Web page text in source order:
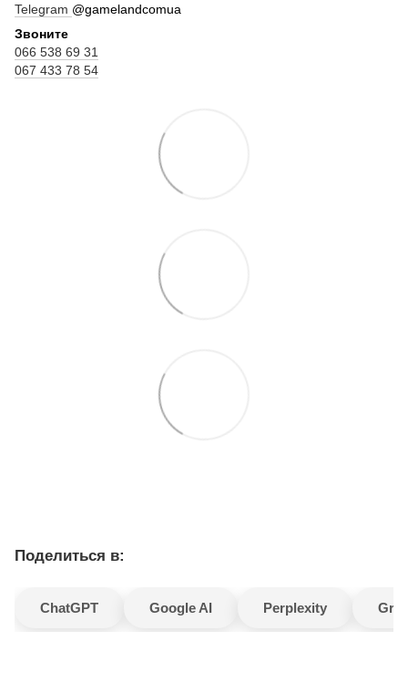
Telegram @gamelandcomua
Звоните
066 538 69 31
067 433 78 54
Поделиться в:
ChatGPT Google AI Perplexity